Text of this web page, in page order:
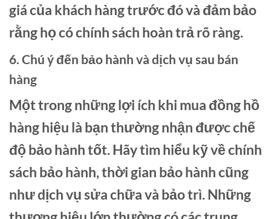
giá của khách hàng trước đó và đảm bảo
rằng họ có chính sách hoàn trả rõ ràng.
6. Chú ý đến bảo hành và dịch vụ sau bán
hàng
Một trong những lợi ích khi mua đồng hồ
hàng hiệu là bạn thường nhận được chế
độ bảo hành tốt. Hãy tìm hiểu kỹ về chính
sách bảo hành, thời gian bảo hành cũng
như dịch vụ sửa chữa và bảo trì. Những